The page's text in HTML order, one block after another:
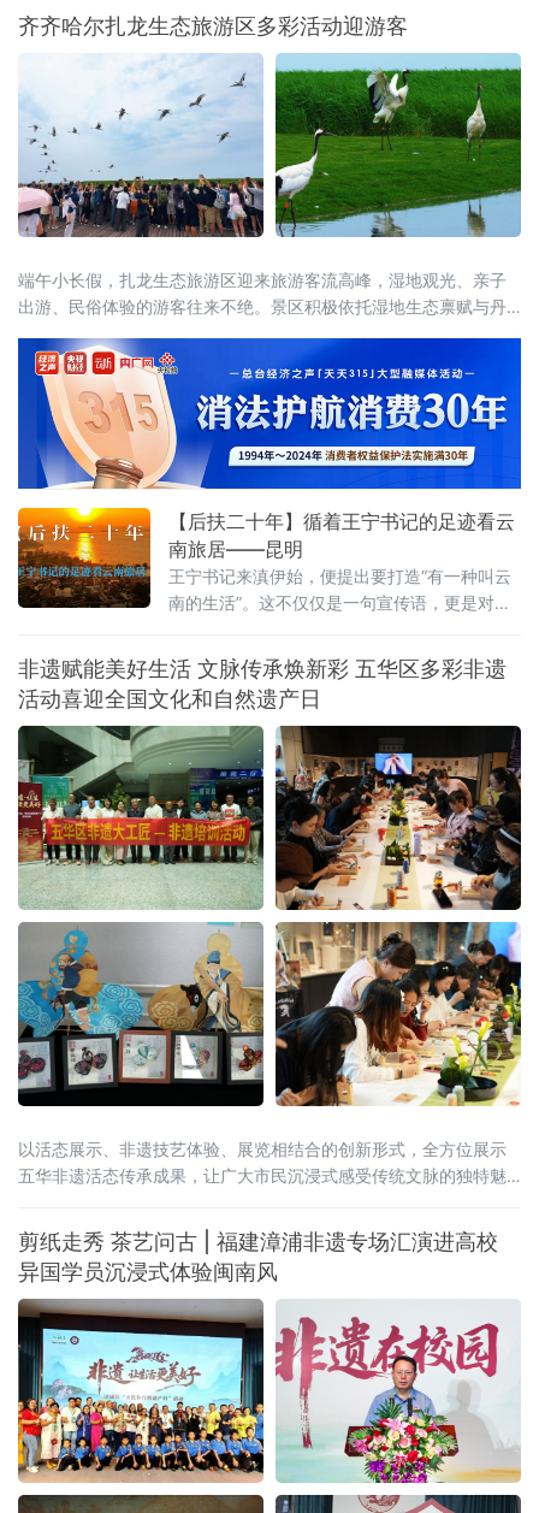
与吉祥物，并通报赛事筹备、竞赛组织、服务
保障及文体旅融合等重点工作，标志着全省规
模最大的综合性体育盛会全面进入决战冲刺阶
段。齐齐哈尔时隔26年再度承办省级顶级赛
事，将以“简约、安全、精彩、独具特色”为目
标，倾力呈现一
齐齐哈尔扎龙生态旅游区多彩活动迎游客
端午小长假，扎龙生态旅游区迎来旅游客流高峰，湿地观光、亲子
出游、民俗体验的游客往来不绝。景区积极依托湿地生态禀赋与丹
色主题活动。才艺展演舞台上，游客踊跃登台互动，香包手工制作
区大家选用艾草、白芷等药材亲手缝制端午香囊，趣味知识问答、
投壶、射五毒等民俗游戏热闹开启。游客在观
【后扶二十年】循着王宁书记的足迹看云
南旅居——昆明
王宁书记来滇伊始，便提出要打造“有一种叫云
南的生活”。这不仅仅是一句宣传语，更是对这
客栈的风铃，是滤镜下的云卷云舒。直到我循
着王宁书记的足迹，走进昆明那些因水而迁、
因水而兴的土地，才读懂其深意：云南的生
活，不仅是造物主的偏爱，更是奋斗者的烟
火。一、有一种叫云南的生活，从心出发这
非遗赋能美好生活 文脉传承焕新彩 五华区多彩非遗
活动喜迎全国文化和自然遗产日
以活态展示、非遗技艺体验、展览相结合的创新形式，全方位展示
五华非遗活态传承成果，让广大市民沉浸式感受传统文脉的独特魅
剪纸走秀 茶艺问古 | 福建漳浦非遗专场汇演进高校
异国学员沉浸式体验闽南风